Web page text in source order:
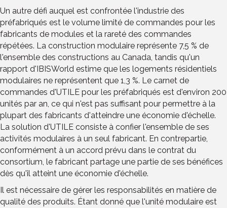
Un autre défi auquel est confrontée l'industrie des
préfabriqués est le volume limité de commandes pour les
fabricants de modules et la rareté des commandes
répétées. La construction modulaire représente 7,5 % de
l'ensemble des constructions au Canada, tandis qu'un
rapport d'IBISWorld estime que les logements résidentiels
modulaires ne représentent que 1,3 %. Le carnet de
commandes d'UTILE pour les préfabriqués est d'environ 200
unités par an, ce qui n'est pas suffisant pour permettre à la
plupart des fabricants d'atteindre une économie d'échelle.
La solution d'UTILE consiste à confier l'ensemble de ses
activités modulaires à un seul fabricant. En contrepartie,
conformément à un accord prévu dans le contrat du
consortium, le fabricant partage une partie de ses bénéfices
dès qu'il atteint une économie d'échelle.
Il est nécessaire de gérer les responsabilités en matière de
qualité des produits. Étant donné que l'unité modulaire est